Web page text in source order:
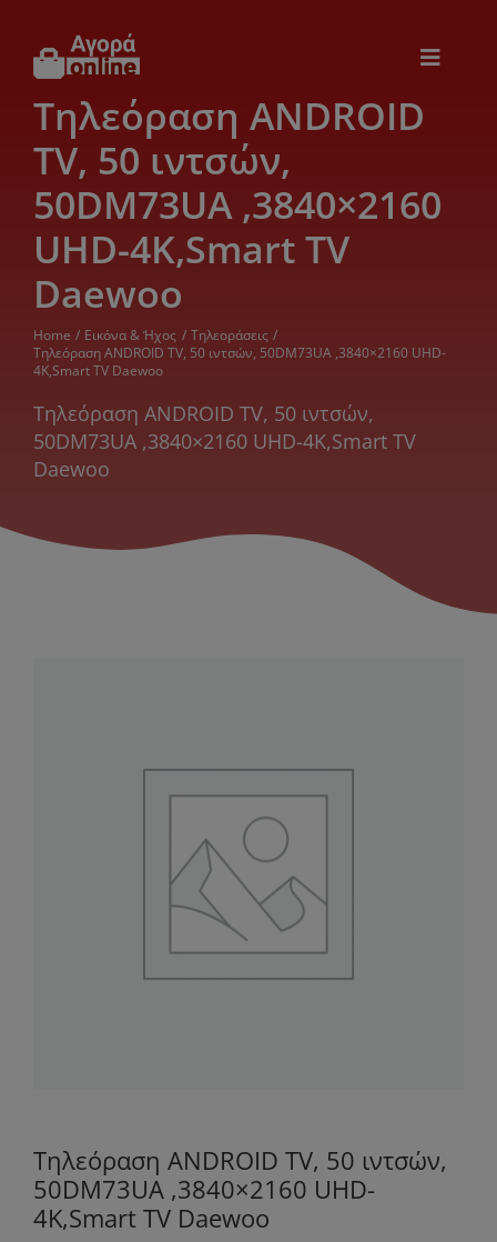
περιεχόμενο
Toggle
Εικόνα & Ήχος
Παιχνίδια
Θέρμανση – Ψύξη
Ηλεκτρονικά
Ξενοδοχεία
Τηλεόραση ANDROID
TV, 50 ιντσών,
50DM73UA ,3840×2160
UHD-4K,Smart TV
Daewoo
Home Εικόνα & Ήχος
Τηλεοράσεις
Τηλεόραση ANDROID TV, 50 ιντσών, 50DM73UA ,3840×2160 UHD-
4K,Smart TV Daewoo
Τηλεόραση ANDROID TV, 50 ιντσών,
50DM73UA ,3840×2160 UHD-4K,Smart TV
Daewoo
Τηλεόραση ANDROID TV, 50 ιντσών,
50DM73UA ,3840×2160 UHD-
4K,Smart TV Daewoo